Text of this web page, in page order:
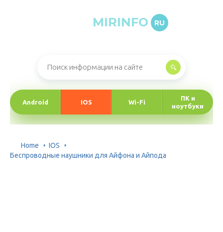
MIRINFO RU
Android IOS Wi-Fi
ПК и
ноутбуки
Home
IOS
Беспроводные наушники для Айфона и Айпода